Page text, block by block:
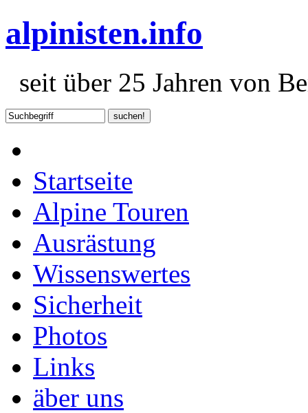
alpinisten.info
seit über 25 Jahren von
Startseite
Alpine Touren
Ausrästung
Wissenswertes
Sicherheit
Photos
Links
äber uns